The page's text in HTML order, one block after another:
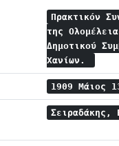
Πρακτικόν
της
Δημοτικού
Χανίων.
1909 Μάιος
Σειραδάκης,